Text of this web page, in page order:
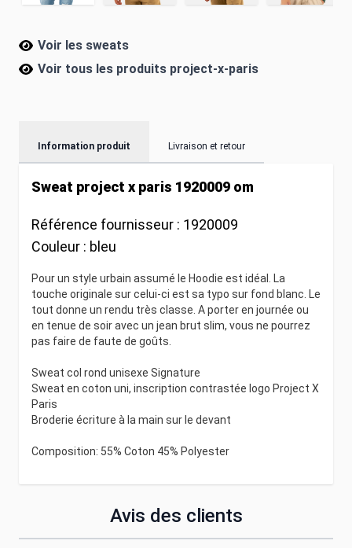
Voir les sweats
Voir tous les produits project-x-paris
Information produit Livraison et retour
Sweat project x paris 1920009 om
Référence fournisseur : 1920009
Couleur : bleu
Pour un style urbain assumé le Hoodie est idéal. La
touche originale sur celui-ci est sa typo sur fond blanc. Le
tout donne un rendu très classe. A porter en journée ou
en tenue de soir avec un jean brut slim, vous ne pourrez
pas faire de faute de goûts.
Sweat col rond unisexe Signature
Sweat en coton uni, inscription contrastée logo Project X
Paris
Broderie écriture à la main sur le devant
Composition: 55% Coton 45% Polyester
Avis des clients